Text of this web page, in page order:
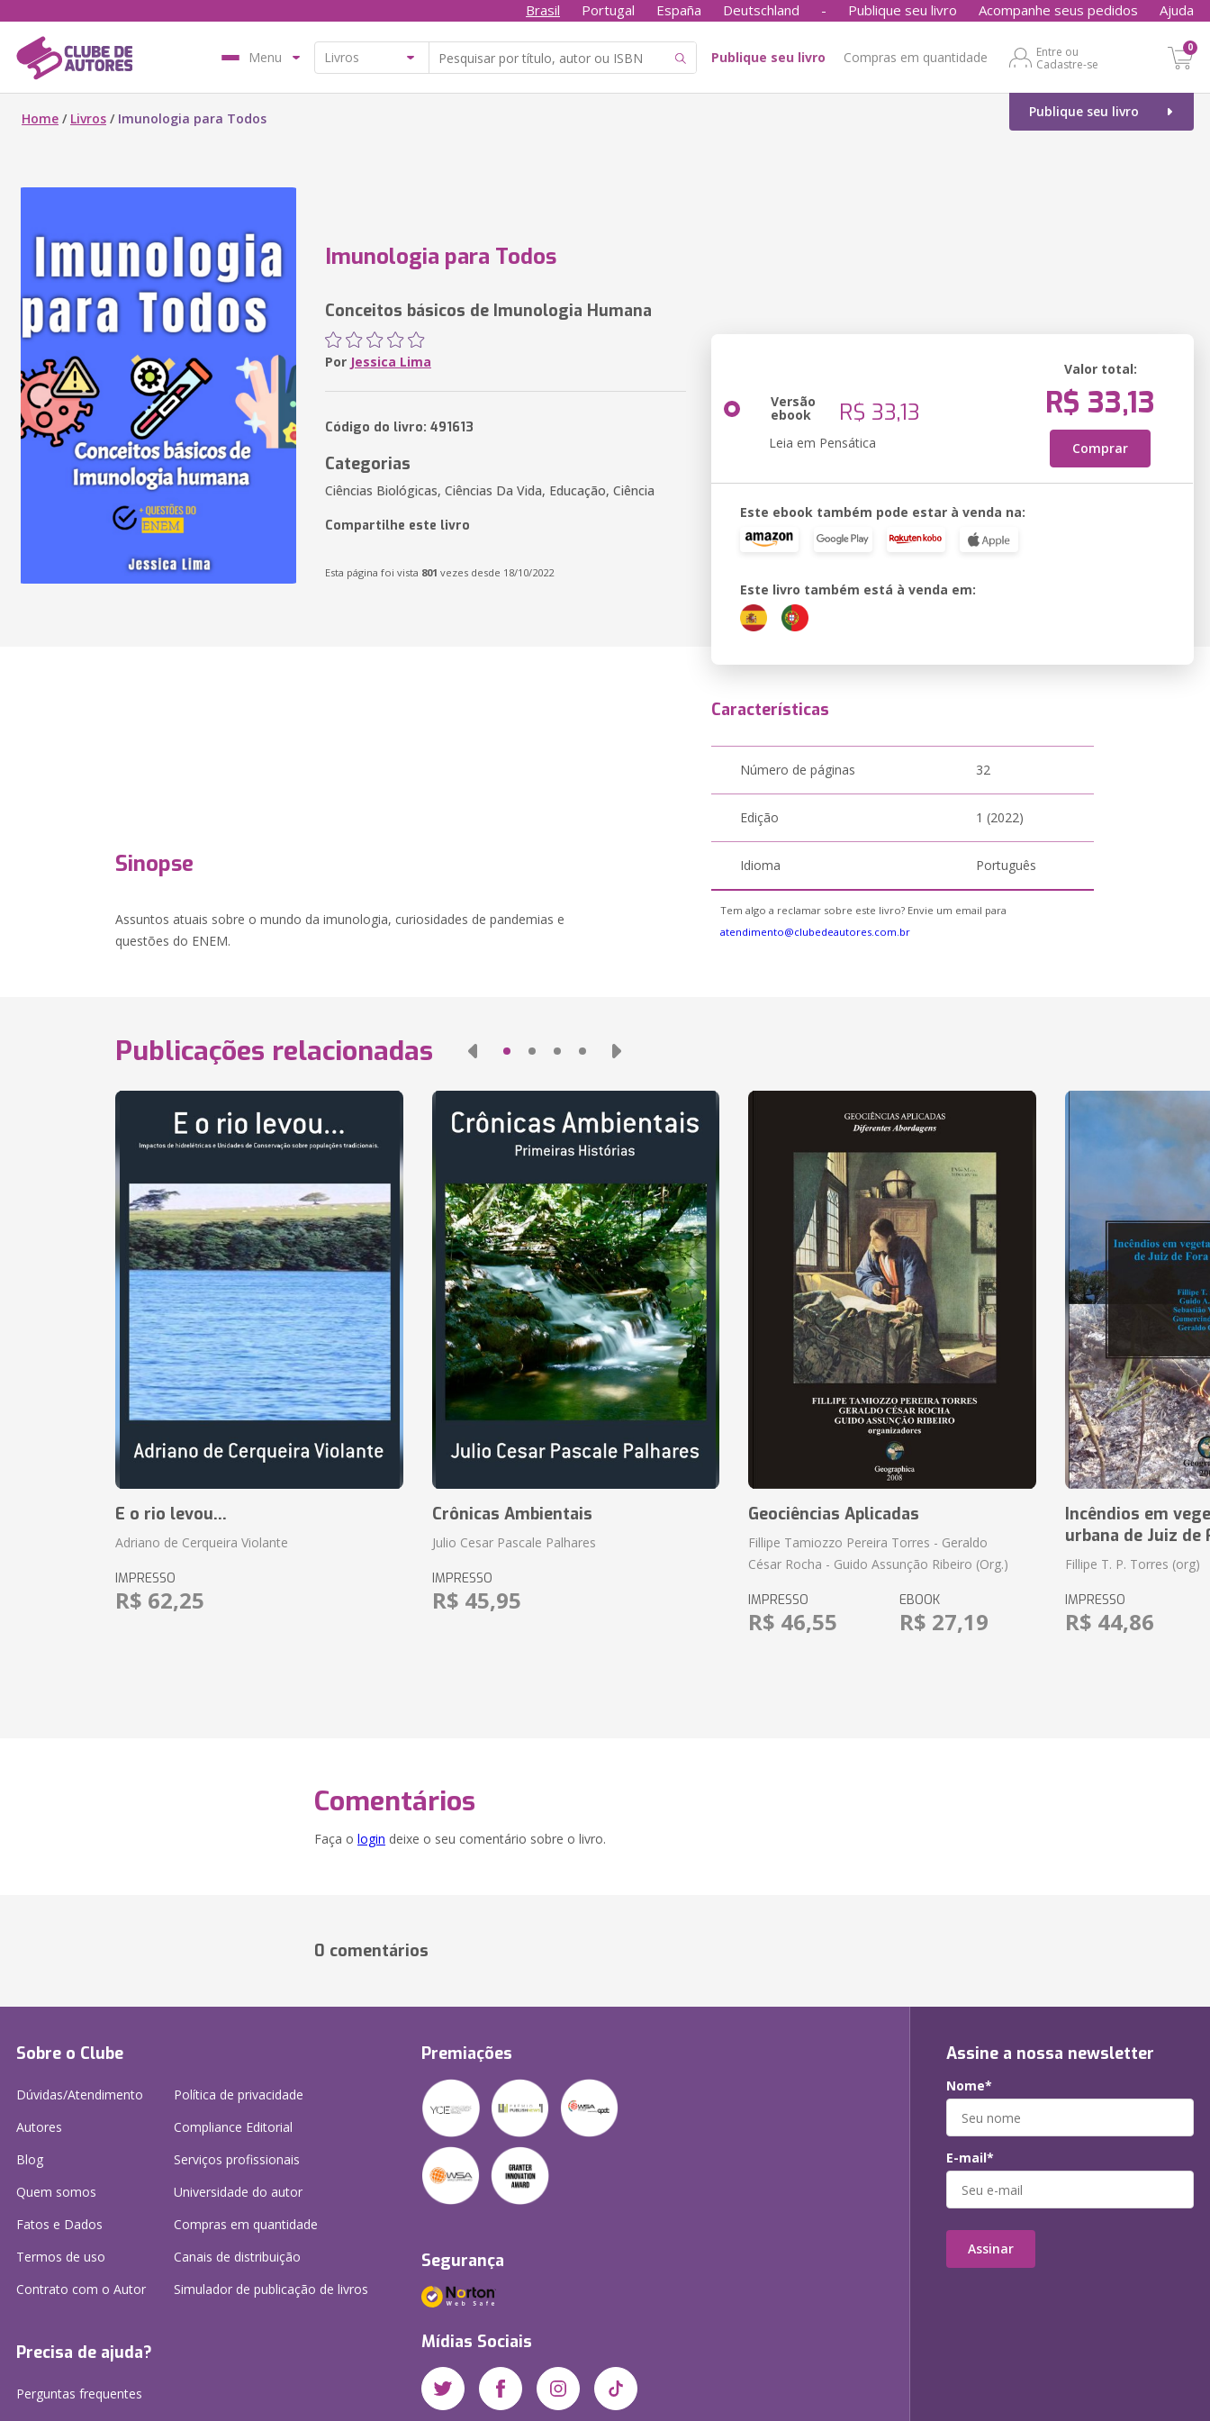
Brasil Portugal España Deutschland - Publique seu livro Acompanhe seus pedidos Ajuda
Menu Publique seu livro Compras em quantidade
Entre ou
Cadastre-se
0
Publique seu livro
Home / Livros / Imunologia para Todos
Imunologia para Todos
Conceitos básicos de Imunologia Humana
Por Jessica Lima
Código do livro: 491613
Categorias
Ciências Biológicas, Ciências Da Vida, Educação, Ciência
Compartilhe este livro
Esta página foi vista 801 vezes desde 18/10/2022
Versão
ebook R$ 33,13
Leia em Pensática
Valor total:
R$ 33,13
Comprar
Este ebook também pode estar à venda na:
Este livro também está à venda em:
Sinopse
Assuntos atuais sobre o mundo da imunologia, curiosidades de pandemias e
questões do ENEM.
Características
Número de páginas 32
Edição 1 (2022)
Idioma Português
Tem algo a reclamar sobre este livro? Envie um email para
atendimento@clubedeautores.com.br
Publicações relacionadas
E o rio levou...
Adriano de Cerqueira Violante
IMPRESSO
R$ 62,25
Crônicas Ambientais
Julio Cesar Pascale Palhares
IMPRESSO
R$ 45,95
Geociências Aplicadas
Fillipe Tamiozzo Pereira Torres - Geraldo
César Rocha - Guido Assunção Ribeiro (Org.)
IMPRESSO
R$ 46,55
EBOOK
R$ 27,19
Incêndios em
urbana de Juiz de
Fillipe T. P. Torres (org)
IMPRESSO
R$ 44,86
Comentários
Faça o login deixe o seu comentário sobre o livro.
0 comentários
Sobre o Clube
Dúvidas/Atendimento
Autores
Blog
Quem somos
Fatos e Dados
Termos de uso
Contrato com o Autor
Política de privacidade
Compliance Editorial
Serviços profissionais
Universidade do autor
Compras em quantidade
Canais de distribuição
Simulador de publicação de livros
Precisa de ajuda?
Perguntas frequentes
Premiações
Segurança
Mídias Sociais
Assine a nossa newsletter
Nome*
E-mail*
Assinar